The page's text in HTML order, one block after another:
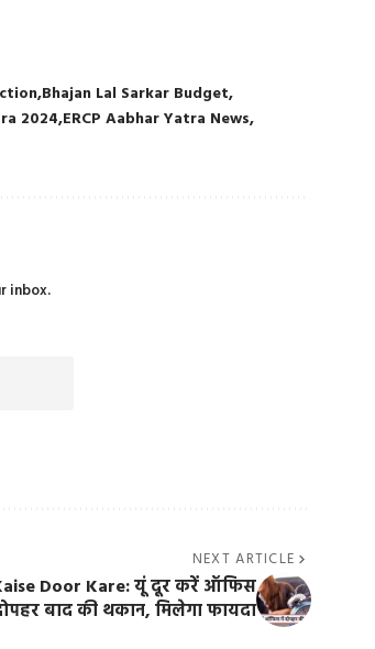
Bhajan Lal Sarkar Budget
2024 ERCP Aabhar Yatra News
inbox.
NEXT ARTICLE
Door Kare: यूं दूर करें ऑफिस
बाद की थकान, मिलेगा फायदा